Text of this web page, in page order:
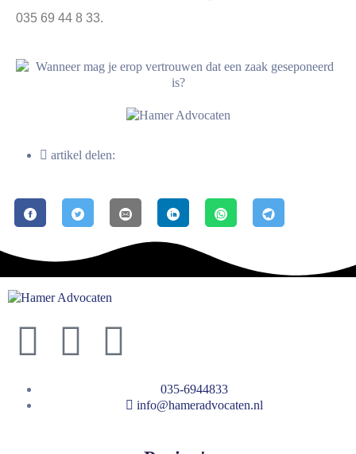
035 69 44 8 33.
artikel delen:
035-6944833
info@hameradvocaten.nl